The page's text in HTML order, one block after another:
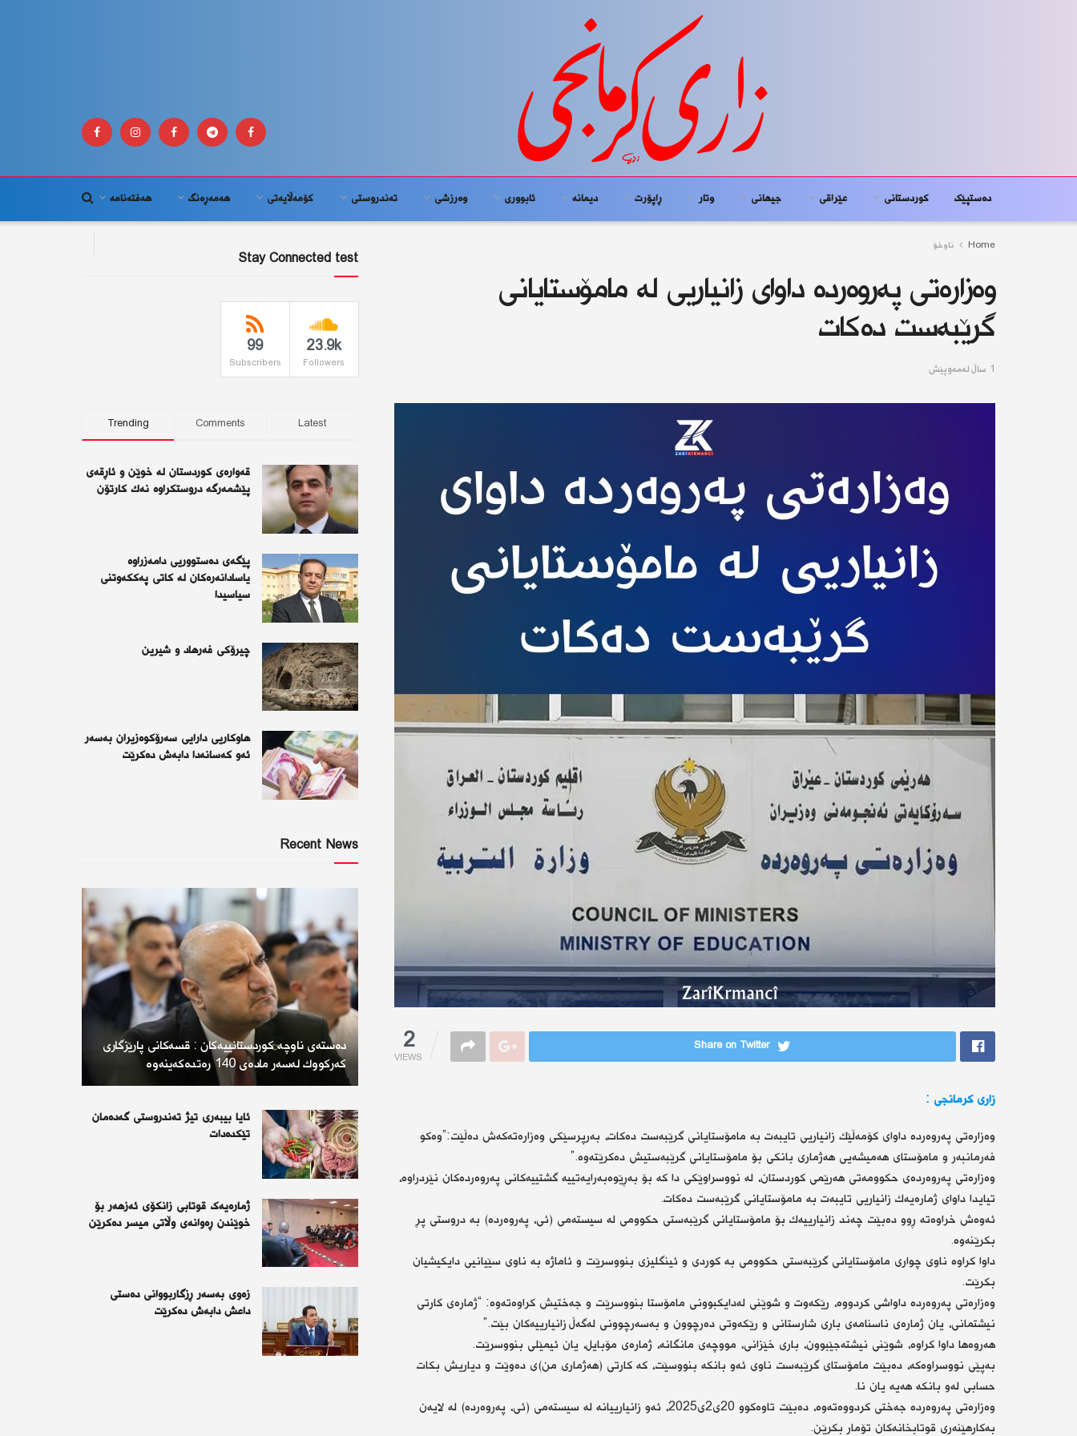
دەستپێک کوردستانى عێراقی جیهانى وتار ڕاپۆرت دیمانە ئابوورى وەرزشی تەندروستى كۆمه‌ڵايه‌تى هەمەڕەنگ هەفتەنامە
Home ناوخۆ
وەزارەتی پەروەردە داوای زانیاریی لە مامۆستایانی
گرێبەست دەكات
1 ساڵ له‌مه‌وپێش
2
VIEWS
Share on Twitter
زاری كرمانجی :
وەزارەتی پەروەردە داوای كۆمەڵێك زانیاریی تایبەت بە مامۆستایانی گرێبەست دەكات، بەرپرسێكی وەزارەتەكەش دەڵێت:”وەكو
فەرمانبەر و مامۆستای هەمیشەیی هەژماری بانكی بۆ مامۆستایانی گرێبەستیش دەكرێتەوە.”
وەزارەتی پەروەردەی حكوومەتی هەرێمی كوردستان، لە نووسراوێكی دا كە بۆ بەڕێوەبەرایەتییە گشتییەكانی پەروەردەكان نێردراوە،
تیایدا داوای ژمارەیەك زانیاریی تایبەت بە مامۆستایانی گرێبەست دەكات.
ئەوەش خراوەتە ڕوو دەبێت چەند زانیارییەك بۆ مامۆستایانی گرێبەستی حكوومی لە سیستەمی (ئی، پەروەردە) بە دروستی پڕ
بكرێنەوە.
داوا كراوە ناوی چواری مامۆستایانی گرێبەستی حكوومی بە كوردی و ئینگلیزی بنووسرێت و ئاماژە بە ناوی سێیانیی دایكیشیان
بكرێت.
وەزارەتی پەروەردە داواشی كردووە، رێكەوت و شوێنی لەدایكبوونی مامۆستا بنووسرێت و جەختیش كراوەتەوە: “ژمارەی كارتی
نیشتمانی، یان ژمارەی ناسنامەی باری شارستانی و رێكەوتی دەرچوون و بەسەرچوونی لەگەڵ زانیارییەكان بێت.”
هەروەها داوا كراوە، شوێنی نیشتەجێبوون، باری خێزانی، مووچەی مانگانە، ژمارەی مۆبایل، یان ئیمێلی بنووسرێت.
بەپێی نووسراوەكە، دەبێت مامۆستای گرێبەست ناوی ئەو بانكە بنووسێت، كە كارتی (هەژماری من)ی دەوێت و دیاریش بكات
حسابی لەو بانكە هەیە یان نا.
وەزارەتی پەروەردە جەختی كردووەتەوە، دەبێت تاوەكوو 20ی2ی2025، ئەو زانیارییانە لە سیستەمی (ئی، پەروەردە) لە لایەن
بەكارهێنەری قوتابخانەكان تۆمار بكرێن.
Stay Connected test
23.9k
Followers
99
Subscribers
Trending Comments Latest
قەوارەی كوردستان لە خوێن و ئاڕقەی
پێشمەرگە دروستكراوە نەك كارتۆن
پێگەی دەستووریی دامەزراوە
یاسادانەرەكان لە كاتی پەككەوتنی
سیاسیدا
چیرۆكی فەرهاد و شیرین
هاوکاریی دارایی سەرۆکوەزیران بەسەر
ئەو كەسانەدا دابەش دەکرێت
Recent News
دەستەی ناوچە كوردستانییەكان : قسەكانی پارێزگاری
كەركووك لەسەر مادەی 140 رەتدەكەینەوە
ئایا بیبەری تیژ تەندروستی گەدەمان
تێکدەدات
ژمارەیەک قوتابی زانکۆی ئەزهەر بۆ
خوێندن ڕەوانەی وڵاتی میسر دەکرێن
زەوی بەسەر ڕزگاربووانی دەستی
داعش دابەش دەکرێت